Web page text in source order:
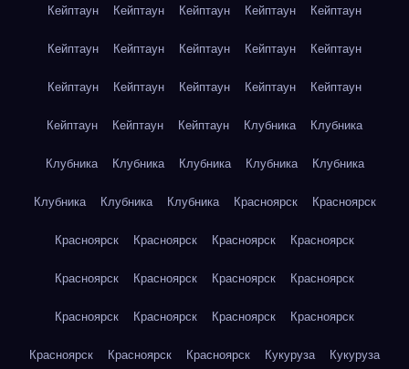
Кейптаун Кейптаун Кейптаун Кейптаун Кейптаун
Кейптаун Кейптаун Кейптаун Кейптаун Кейптаун
Кейптаун Кейптаун Кейптаун Кейптаун Кейптаун
Кейптаун Кейптаун Кейптаун Клубника Клубника
Клубника Клубника Клубника Клубника Клубника
Клубника Клубника Клубника Красноярск Красноярск
Красноярск Красноярск Красноярск Красноярск
Красноярск Красноярск Красноярск Красноярск
Красноярск Красноярск Красноярск Красноярск
Красноярск Красноярск Красноярск Кукуруза Кукуруза